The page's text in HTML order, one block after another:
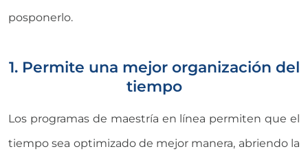
posponerlo.
1. Permite una mejor organización del
tiempo
Los programas de maestría en línea permiten que el
tiempo sea optimizado de mejor manera, abriendo la